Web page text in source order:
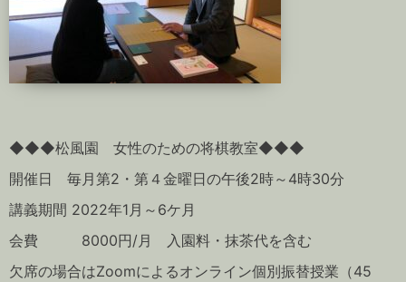
◆◆◆松風園 女性のための将棋教室◆◆◆
開催日 毎月第2・第４金曜日の午後2時～4時30分
講義期間 2022年1月～6ケ月
会費 8000円/月 入園料・抹茶代を含む
欠席の場合はZoomによるオンライン個別振替授業（45